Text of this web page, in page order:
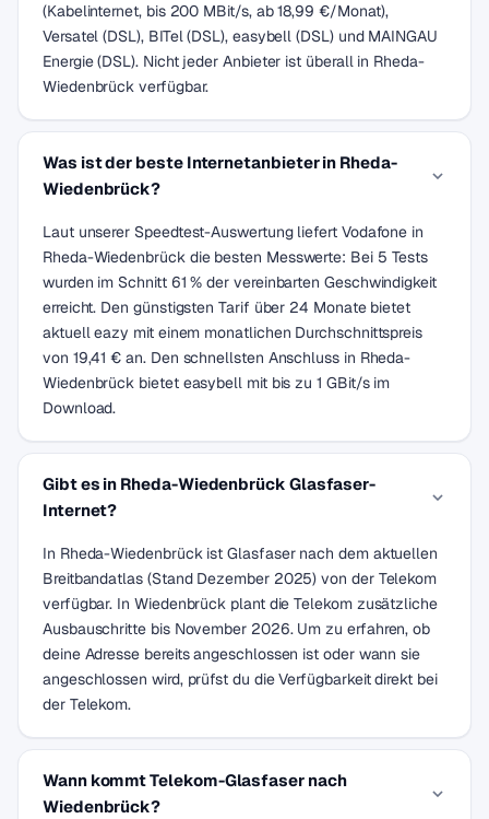
(Kabelinternet, bis 200 MBit/s, ab 18,99 €/Monat),
Versatel (DSL), BITel (DSL), easybell (DSL) und MAINGAU
Energie (DSL). Nicht jeder Anbieter ist überall in Rheda-
Wiedenbrück verfügbar.
Was ist der beste Internetanbieter in Rheda-
Wiedenbrück?
Laut unserer Speedtest-Auswertung liefert Vodafone in
Rheda-Wiedenbrück die besten Messwerte: Bei 5 Tests
wurden im Schnitt 61 % der vereinbarten Geschwindigkeit
erreicht. Den günstigsten Tarif über 24 Monate bietet
aktuell eazy mit einem monatlichen Durchschnittspreis
von 19,41 € an. Den schnellsten Anschluss in Rheda-
Wiedenbrück bietet easybell mit bis zu 1 GBit/s im
Download.
Gibt es in Rheda-Wiedenbrück Glasfaser-
Internet?
In Rheda-Wiedenbrück ist Glasfaser nach dem aktuellen
Breitbandatlas (Stand Dezember 2025) von der Telekom
verfügbar. In Wiedenbrück plant die Telekom zusätzliche
Ausbauschritte bis November 2026. Um zu erfahren, ob
deine Adresse bereits angeschlossen ist oder wann sie
angeschlossen wird, prüfst du die Verfügbarkeit direkt bei
der Telekom.
Wann kommt Telekom-Glasfaser nach
Wiedenbrück?